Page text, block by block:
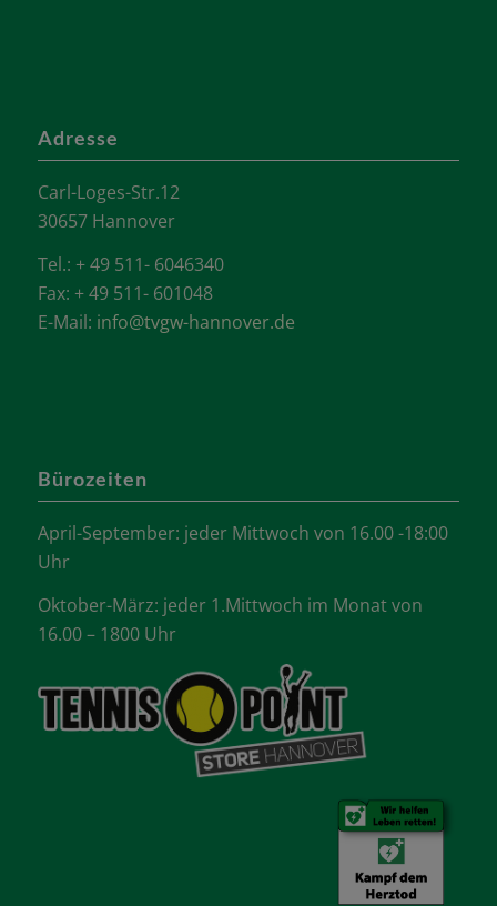
Adresse
Carl-Loges-Str.12
30657 Hannover
Tel.: + 49 511- 6046340
Fax: + 49 511- 601048
E-Mail: info@tvgw-hannover.de
Bürozeiten
April-September: jeder Mittwoch von 16.00 -18:00
Uhr
Oktober-März: jeder 1.Mittwoch im Monat von
16.00 – 1800 Uhr